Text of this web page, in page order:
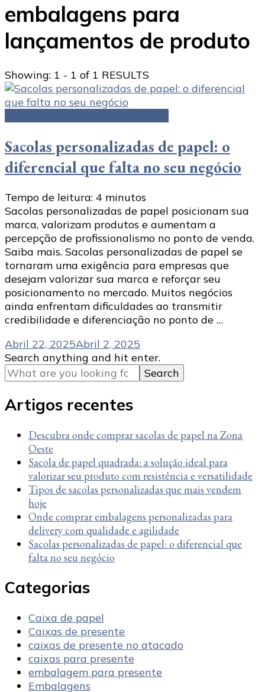
embalagens para
lançamentos de produto
Showing: 1 - 1 of 1 RESULTS
Sacolas personalizadas de papel: o
diferencial que falta no seu negócio
Tempo de leitura: 4 minutos
Sacolas personalizadas de papel posicionam sua
marca, valorizam produtos e aumentam a
percepção de profissionalismo no ponto de venda.
Saiba mais. Sacolas personalizadas de papel se
tornaram uma exigência para empresas que
desejam valorizar sua marca e reforçar seu
posicionamento no mercado. Muitos negócios
ainda enfrentam dificuldades ao transmitir
credibilidade e diferenciação no ponto de …
Abril 22, 2025Abril 2, 2025
Looking
for
Something?
Search anything and hit enter.
Artigos recentes
Descubra onde comprar sacolas de papel na Zona
Oeste
Sacola de papel quadrada: a solução ideal para
valorizar seu produto com resistência e versatilidade
Tipos de sacolas personalizadas que mais vendem
hoje
Onde comprar embalagens personalizadas para
delivery com qualidade e agilidade
Sacolas personalizadas de papel: o diferencial que
falta no seu negócio
Categorias
Caixa de papel
Caixas de presente
caixas de presente no atacado
caixas para presente
embalagem para presente
Embalagens